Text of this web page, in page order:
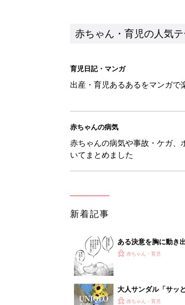
赤ちゃん・育児の人気
育児日記・マンガ
出産・育児あるあるをマンガで
赤ちゃんの病気
赤ちゃんの病気や事故・ケガ、
いてまとめました
新着記事
ある決意を胸に動き
赤ちゃん・育児
大人サンダル「サッ
赤ちゃん・育児